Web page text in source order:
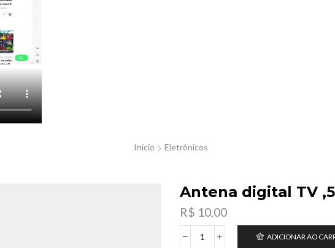
Início Eletrônicos
Antena digital TV
R$ 10,00
Antena
ADICIONAR AO